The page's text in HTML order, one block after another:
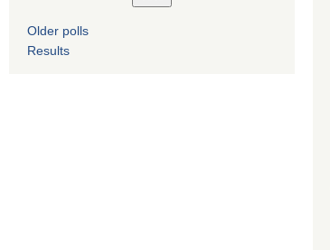
Older polls
Results